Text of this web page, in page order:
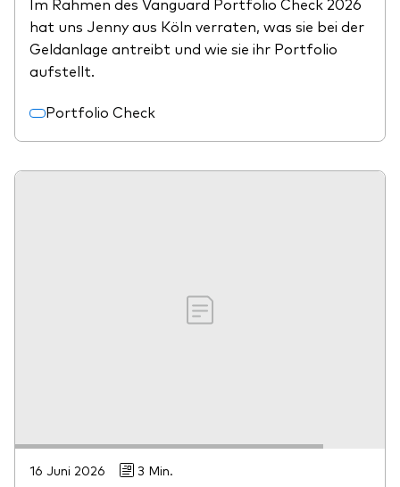
hat uns Jenny aus Köln verraten, was sie bei der
Geldanlage antreibt und wie sie ihr Portfolio
aufstellt.
Portfolio Check
16 Juni 2026 3 Min.